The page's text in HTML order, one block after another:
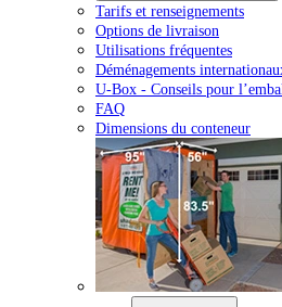
Tarifs et renseignements
Options de livraison
Utilisations fréquentes
Déménagements
U-Box - Conseils pour
FAQ
Dimensions du conteneur